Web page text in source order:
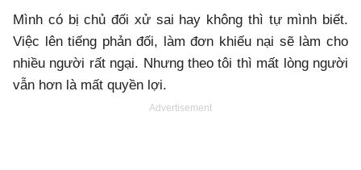
Mình có bị chủ đối xử sai hay không thì tự mình biết.
Việc lên tiếng phản đối, làm đơn khiếu nại sẽ làm cho
nhiều người rất ngại. Nhưng theo tôi thì mất lòng người
vẫn hơn là mất quyền lợi.
Advertisement